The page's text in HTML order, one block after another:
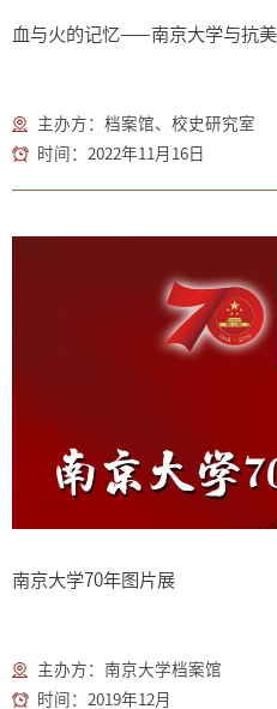
血与火的记忆——南京大学与抗
主办方：档案馆、校史研究室
时间：2022年11月16日
南京大学70年图片展
主办方：南京大学档案馆
时间：2019年12月